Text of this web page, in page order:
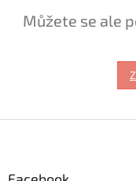
Můžete se ale